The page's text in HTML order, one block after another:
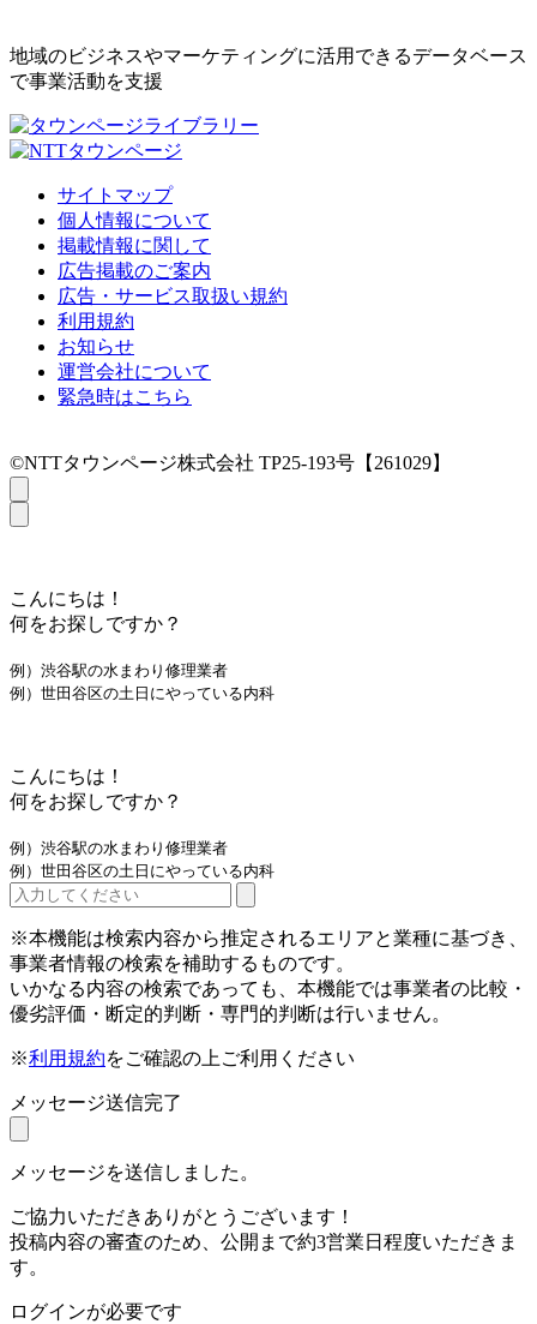
地域のビジネスやマーケティングに活用できるデータベース
で事業活動を支援
サイトマップ
個人情報について
掲載情報に関して
広告掲載のご案内
広告・サービス取扱い規約
利用規約
お知らせ
運営会社について
緊急時はこちら
©NTTタウンページ株式会社 TP25-193号【261029】
こんにちは！
何をお探しですか？
例）渋谷駅の水まわり修理業者
例）世田谷区の土日にやっている内科
こんにちは！
何をお探しですか？
例）渋谷駅の水まわり修理業者
例）世田谷区の土日にやっている内科
※本機能は検索内容から推定されるエリアと業種に基づき、
事業者情報の検索を補助するものです。
いかなる内容の検索であっても、本機能では事業者の比較・
優劣評価・断定的判断・専門的判断は行いません。
※利用規約をご確認の上ご利用ください
メッセージ送信完了
メッセージを送信しました。
ご協力いただきありがとうございます！
投稿内容の審査のため、公開まで約3営業日程度いただきま
す。
ログインが必要です